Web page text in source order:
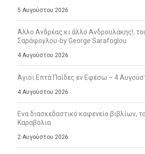
5 Αυγούστου 2026
Άλλο Ανδρέας κι άλλο Ανδρουλάκης!,
Σαράφογλου-by George Sarafoglou
4 Αυγούστου 2026
Άγιοι Επτά Παίδες εν Εφέσω – 4
4 Αυγούστου 2026
Ενα διασκεδαστικό καφενείο βιβλίων,
Καραβόλια
2 Αυγούστου 2026